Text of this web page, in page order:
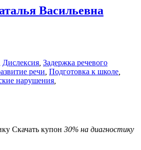
Васильевна
Дислексия Задержка речевого
речи Подготовка к школе
нарушения
Скачать купон 30% на диагностику